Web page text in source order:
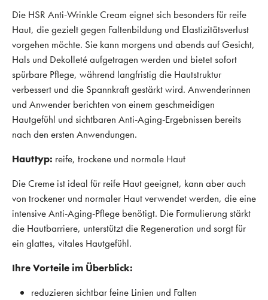
Die HSR Anti-Wrinkle Cream eignet sich besonders für reife
Haut, die gezielt gegen Faltenbildung und Elastizitätsverlust
vorgehen möchte. Sie kann morgens und abends auf Gesicht,
Hals und Dekolleté aufgetragen werden und bietet sofort
spürbare Pflege, während langfristig die Hautstruktur
verbessert und die Spannkraft gestärkt wird. Anwenderinnen
und Anwender berichten von einem geschmeidigen
Hautgefühl und sichtbaren Anti-Aging-Ergebnissen bereits
nach den ersten Anwendungen.
Hauttyp: reife, trockene und normale Haut
Die Creme ist ideal für reife Haut geeignet, kann aber auch
von trockener und normaler Haut verwendet werden, die eine
intensive Anti-Aging-Pflege benötigt. Die Formulierung stärkt
die Hautbarriere, unterstützt die Regeneration und sorgt für
ein glattes, vitales Hautgefühl.
Ihre Vorteile im Überblick:
reduzieren sichtbar feine Linien und Falten